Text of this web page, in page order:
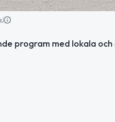
program med lokala och